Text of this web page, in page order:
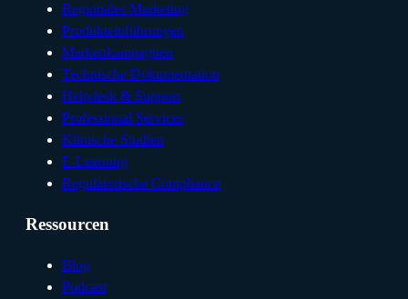
Regionales Marketing
Produkteinführungen
Markenkampagnen
Technische Dokumentation
Helpdesk & Support
Professional Services
Klinische Studien
E-Learning
Regulatorische Compliance
Ressourcen
Blog
Podcast